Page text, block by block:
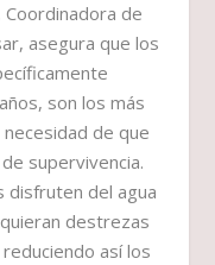
de
asegura que los
son los más
de que
supervivencia.
disfruten del agua
destrezas
así los